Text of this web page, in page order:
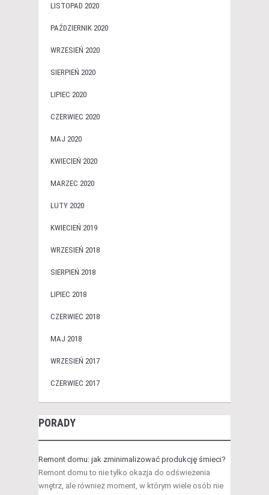
LISTOPAD 2020
PAŹDZIERNIK 2020
WRZESIEŃ 2020
SIERPIEŃ 2020
LIPIEC 2020
CZERWIEC 2020
MAJ 2020
KWIECIEŃ 2020
MARZEC 2020
LUTY 2020
KWIECIEŃ 2019
WRZESIEŃ 2018
SIERPIEŃ 2018
LIPIEC 2018
CZERWIEC 2018
MAJ 2018
WRZESIEŃ 2017
CZERWIEC 2017
PORADY
Remont domu: jak zminimalizować produkcję śmieci?
Remont domu to nie tylko okazja do odświeżenia
wnętrz, ale również moment, w którym wiele osób nie